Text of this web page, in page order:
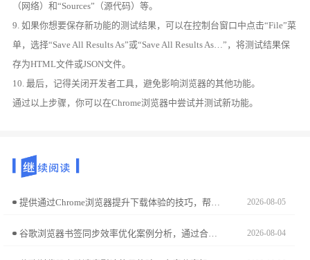
（网络）和“Sources”（源代码）等。
9. 如果你想要保存新功能的测试结果，可以在控制台窗口中点击“File”菜
单，选择“Save All Results As”或“Save All Results As…”，将测试结果保
存为HTML文件或JSON文件。
10. 最后，记得关闭开发者工具，避免影响浏览器的其他功能。
通过以上步骤，你可以在Chrome浏览器中尝试并测试新功能。
提供通过Chrome浏览器提升下载体验的技巧，帮助用户提高下载速度和稳定性，优化浏览器下载过程，减少下载错误，提升下载体验。 2026-08-05
谷歌浏览器书签同步效率优化案例分析，通过合理设置同步策略，实现多设备书签管理便捷，提升浏览器使用效率。 2026-08-04